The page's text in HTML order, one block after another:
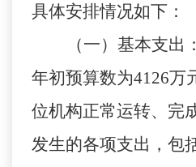
具体安排情况如下：
（一）基本支出：
年初预算数为4126万
位机构正常运转、完
发生的各项支出，包